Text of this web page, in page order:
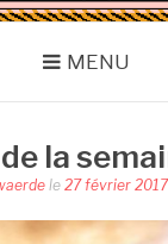
MENU
la
le 27 février 2017